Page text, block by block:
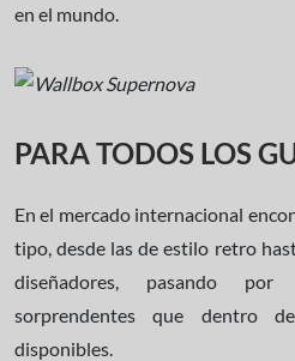
en el mundo.
PARA TODOS LOS
En el mercado internacional
tipo, desde las de estilo retro
diseñadores, pasando
sorprendentes que dentro
disponibles.